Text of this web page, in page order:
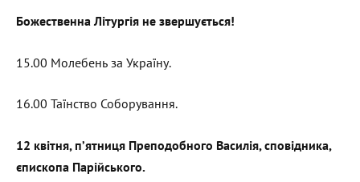
Божественна Літургія не звершується!
15.00 Молебень за Україну.
16.00 Таїнство Соборування.
12 квітня, п’ятниця Преподобного Василія, сповідника,
єпископа Парійського.